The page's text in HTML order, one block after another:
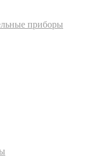
приборы